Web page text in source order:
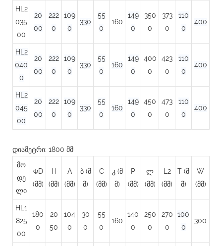
HL2
035
00
20
00
222
0
109
0
330
55
0
160
149
0
350
0
373
0
110
0
400
HL2
040
0
20
00
222
0
109
0
330
55
0
160
149
0
400
0
423
0
110
0
400
HL2
045
00
20
00
222
0
109
0
330
55
0
160
149
0
450
0
473
0
110
0
400
დიამეტრი: 1800 მმ
მო
დე
ლი
ΦD
(მმ)
H
(მმ)
A
(მმ)
ბ (მ
მ)
C
(მმ)
კ (მ
მ)
P
(მმ)
ლ
(მმ)
L2
(მმ)
T (მ
მ)
W
(მმ)
HL1
825
00
180
0
20
50
104
0
30
0
55
0
160
140
0
250
0
270
0
100
0
300